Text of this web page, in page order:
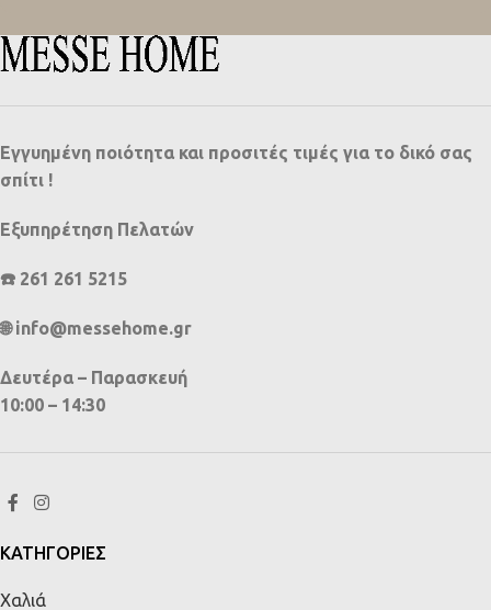
Εγγυημένη ποιότητα και προσιτές τιμές για το δικό σας
σπίτι !
Εξυπηρέτηση Πελατών
☎️ 261 261 5215
🌐 info@messehome.gr
Δευτέρα – Παρασκευή
10:00 – 14:30
ΚΑΤΗΓΟΡΙΕΣ
Χαλιά